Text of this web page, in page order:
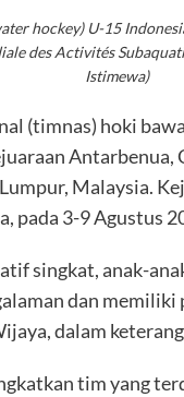
hockey) U-15
des Activités
Istimewa)
(timnas) hoki
Malaysia.
pada 3-9 Agustus
singkat, anak-
dan
dalam
tim yang